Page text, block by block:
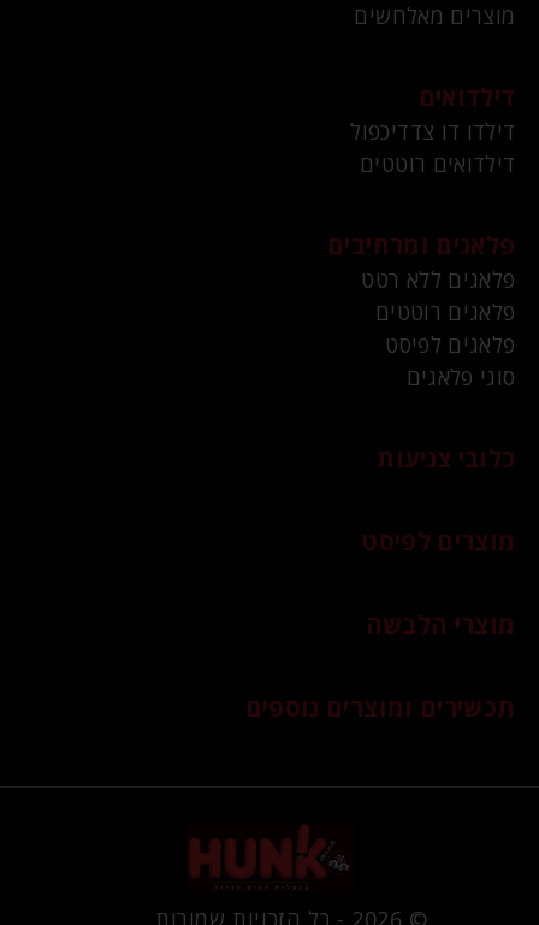
מוצרים מאלחשים
דילדואים
דילדו דו צדדיכפול
דילדואים רוטטים
פלאגים ומרחיבים
פלאגים ללא רטט
פלאגים רוטטים
פלאגים לפיסט
סוגי פלאגים
כלובי צניעות
מוצרים לפיסט
מוצרי הלבשה
תכשירים ומוצרים נוספים